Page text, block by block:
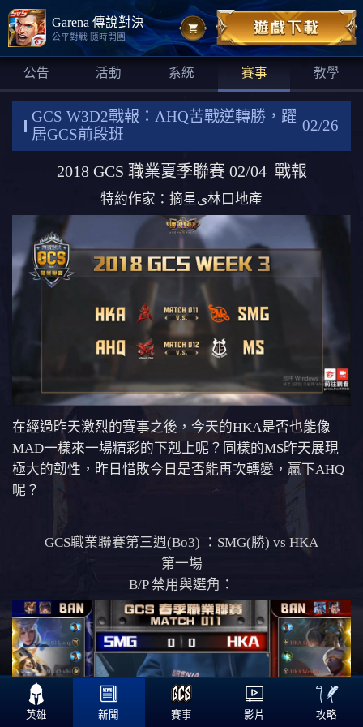
Garena 傳說對決
公平對戰 隨時開團
公告 活動 系統 賽事 教學
GCS W3D2戰報：AHQ苦戰逆轉勝，躍
居GCS前段班
02/26
2018 GCS 職業夏季聯賽 02/04 戰報
特約作家：摘星ى林口地產
在經過昨天激烈的賽事之後，今天的HKA是否也能像
MAD一樣來一場精彩的下剋上呢？同樣的MS昨天展現
極大的韌性，昨日惜敗今日是否能再次轉變，贏下AHQ
呢？
GCS職業聯賽第三週(Bo3) ：SMG(勝) vs HKA
第一場
B/P 禁用與選角：
英雄 新聞 賽事 影片

攻略